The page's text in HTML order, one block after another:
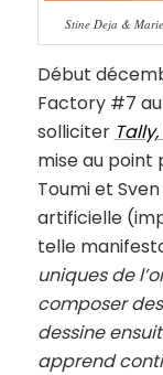
Stine Deja &
Début
Factory #7
solliciter
mise au point
Toumi et
artificielle
telle
uniques de
composer
dessine
apprend